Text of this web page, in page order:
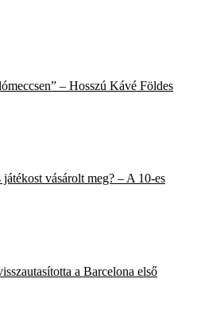
– Hosszú Kávé Földes
vásárolt meg? – A 10-es
a Barcelona első